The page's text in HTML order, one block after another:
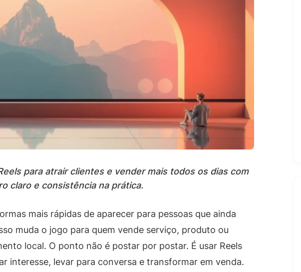
para atrair clientes e vender mais todos os dias com
claro e consistência na prática.
mais rápidas de aparecer para pessoas que ainda
muda o jogo para quem vende serviço, produto ou
local. O ponto não é postar por postar. É usar Reels
interesse, levar para conversa e transformar em venda.